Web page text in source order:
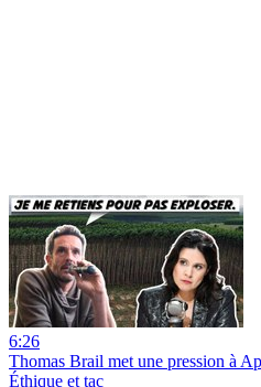
6:26
Thomas Brail met une pression à
Éthique et tac